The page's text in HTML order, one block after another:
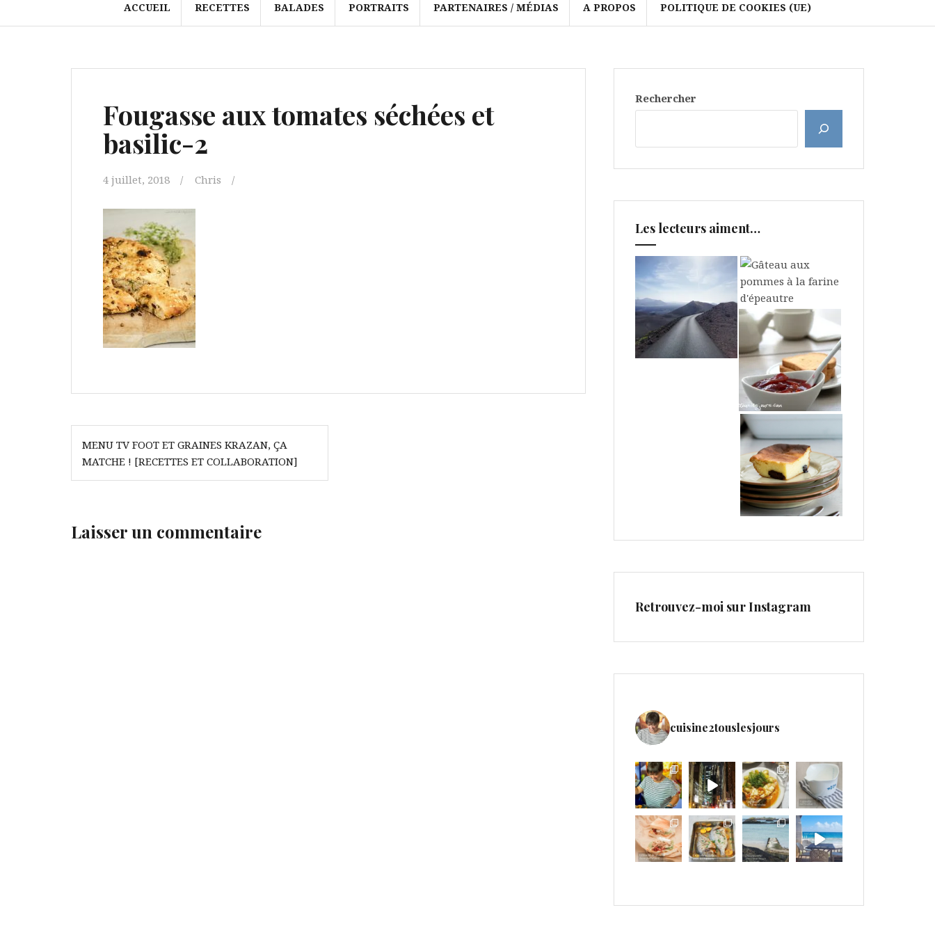
ACCUEIL RECETTES BALADES PORTRAITS PARTENAIRES / MÉDIAS A PROPOS POLITIQUE DE COOKIES (UE)
Fougasse aux tomates séchées et
basilic-2
4 juillet, 2018 Chris
Navigation
de
l’article
MENU TV FOOT ET GRAINES KRAZAN, ÇA
MATCHE ! [RECETTES ET COLLABORATION]
Laisser un commentaire
Rechercher
Les lecteurs aiment…
Retrouvez-moi sur Instagram
cuisine2touslesjours